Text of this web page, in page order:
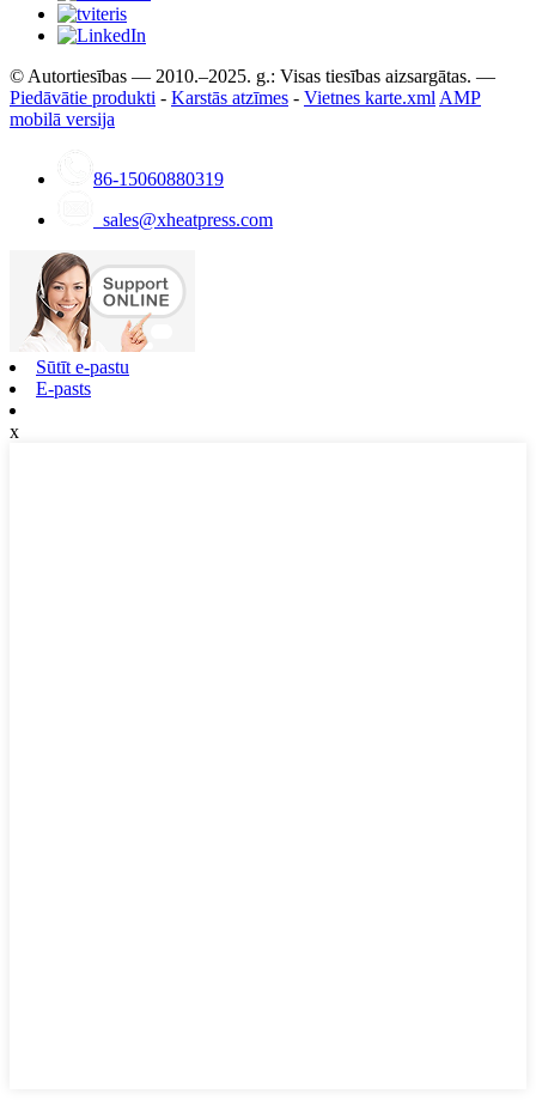
© Autortiesības — 2010.–2025. g.: Visas tiesības aizsargātas. —
Piedāvātie produkti - Karstās atzīmes - Vietnes karte.xml AMP
mobilā versija
86-15060880319
sales@xheatpress.com
Sūtīt e-pastu
E-pasts
x